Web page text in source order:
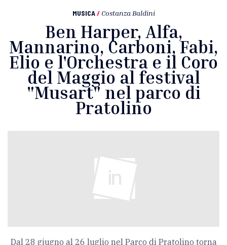
MUSICA / Costanza Baldini
Ben Harper, Alfa,
Mannarino, Carboni, Fabi,
Elio e l'Orchestra e il Coro
del Maggio al festival
"Musart" nel parco di
Pratolino
Dal 28 giugno al 26 luglio nel Parco di Pratolino torna